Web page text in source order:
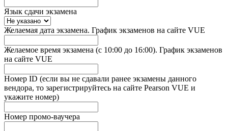
Язык сдачи экзамена
Желаемая дата экзамена. График экзаменов на сайте VUE
Желаемое время экзамена (с 10:00 до 16:00). График экзаменов
на сайте VUE
Номер ID (если вы не сдавали ранее экзамены данного
вендора, то зарегистрируйтесь на сайте Pearson VUE и
укажите номер)
Номер промо-ваучера